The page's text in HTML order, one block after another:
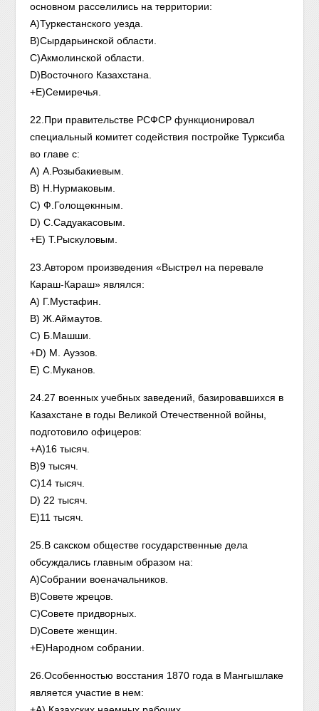
основном расселились на территории:
А)Туркестанского уезда.
В)Сырдарьинской области.
С)Акмолинской области.
D)Восточного Казахстана.
+E)Семиречья.
22.При правительстве РСФСР функционировал
специальный комитет содействия постройке Турксиба
во главе с:
А) А.Розыбакиевым.
В) Н.Нурмаковым.
С) Ф.Голощекнным.
D) С.Садуакасовым.
+E) Т.Рыскуловым.
23.Автором произведения «Выстрел на перевале
Караш-Караш» являлся:
А) Г.Мустафин.
В) Ж.Аймаутов.
С) Б.Машши.
+D) М. Ауэзов.
E) С.Муканов.
24.27 военных учебных заведений, базировавшихся в
Казахстане в годы Великой Отечественной войны,
подготовило офицеров:
+А)16 тысяч.
В)9 тысяч.
С)14 тысяч.
D) 22 тысяч.
E)11 тысяч.
25.В сакском обществе государственные дела
обсуждались главным образом на:
А)Собрании военачальников.
В)Совете жрецов.
С)Совете придворных.
D)Совете женщин.
+E)Народном собрании.
26.Особенностью восстания 1870 года в Мангышлаке
является участие в нем: